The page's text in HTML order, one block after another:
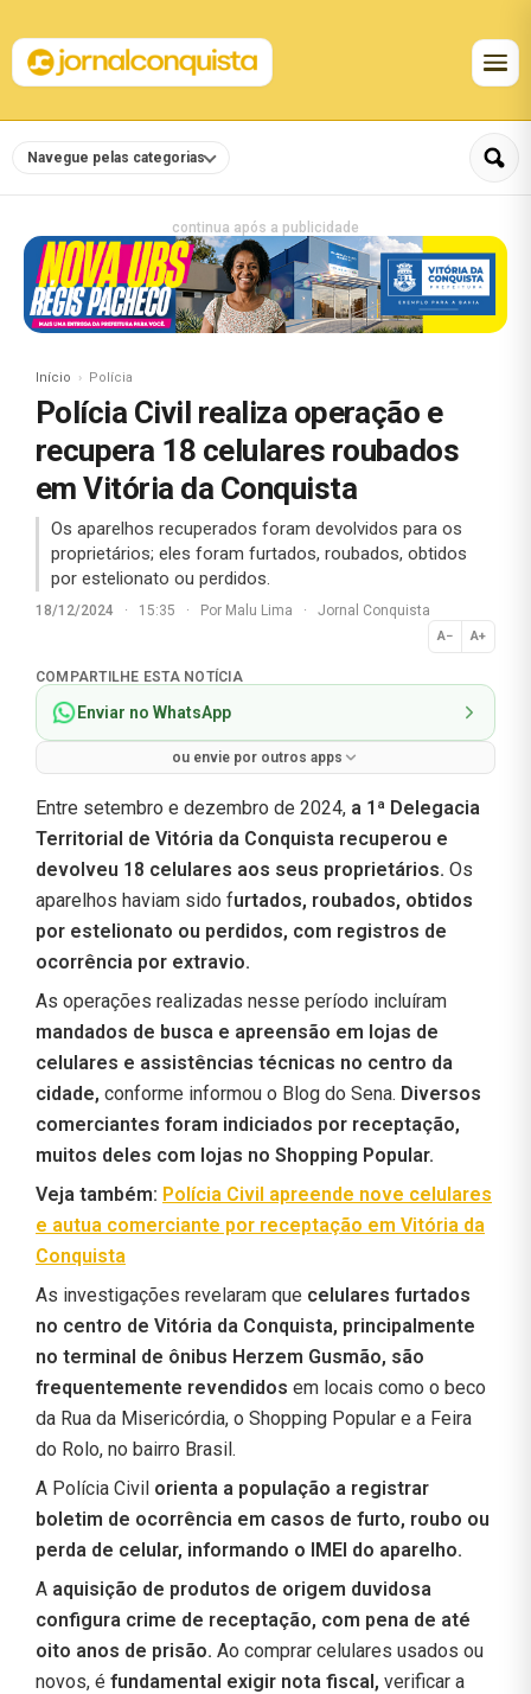
Navegue pelas categorias
continua após a publicidade
Início Polícia
Polícia Civil realiza operação e
recupera 18 celulares roubados
em Vitória da Conquista
Os aparelhos recuperados foram devolvidos para os
proprietários; eles foram furtados, roubados, obtidos
por estelionato ou perdidos.
18/12/2024 · 15:35 · Por Malu Lima · Jornal Conquista
A− A+
Normal
COMPARTILHE ESTA NOTÍCIA
Enviar no WhatsApp
ou envie por outros apps
Entre setembro e dezembro de 2024, a 1ª Delegacia
Territorial de Vitória da Conquista recuperou e
devolveu 18 celulares aos seus proprietários. Os
aparelhos haviam sido furtados, roubados, obtidos
por estelionato ou perdidos, com registros de
ocorrência por extravio.
As operações realizadas nesse período incluíram
mandados de busca e apreensão em lojas de
celulares e assistências técnicas no centro da
cidade, conforme informou o Blog do Sena. Diversos
comerciantes foram indiciados por receptação,
muitos deles com lojas no Shopping Popular.
Veja também: Polícia Civil apreende nove celulares
e autua comerciante por receptação em Vitória da
Conquista
As investigações revelaram que celulares furtados
no centro de Vitória da Conquista, principalmente
no terminal de ônibus Herzem Gusmão, são
frequentemente revendidos em locais como o beco
da Rua da Misericórdia, o Shopping Popular e a Feira
do Rolo, no bairro Brasil.
A Polícia Civil orienta a população a registrar
boletim de ocorrência em casos de furto, roubo ou
perda de celular, informando o IMEI do aparelho.
A aquisição de produtos de origem duvidosa
configura crime de receptação, com pena de até
oito anos de prisão. Ao comprar celulares usados ou
novos, é fundamental exigir nota fiscal, verificar a